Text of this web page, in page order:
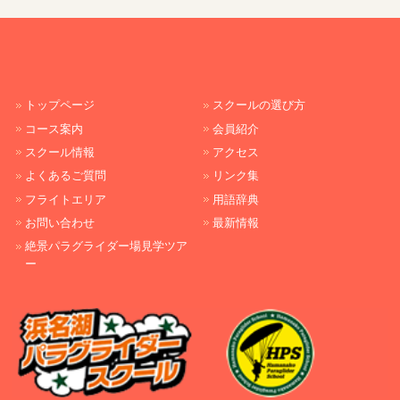
トップページ
コース案内
スクール情報
よくあるご質問
フライトエリア
お問い合わせ
絶景パラグライダー場見学ツア
ー
スクールの選び方
会員紹介
アクセス
リンク集
用語辞典
最新情報